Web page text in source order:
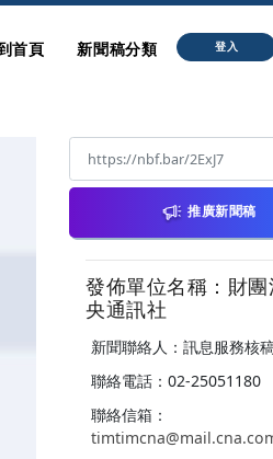
首頁 新聞稿分類 登入
推廣新聞稿
發佈單位名稱：財團
央通訊社
新聞聯絡人：訊息服務核
聯絡電話：02-25051180
聯絡信箱：